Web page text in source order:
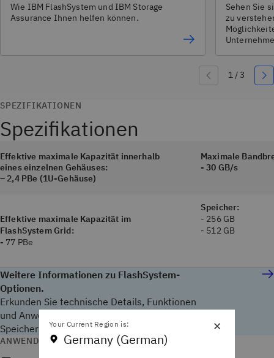
Wie IBM FlashSystem und IBM Storage
Assurance Ihnen helfen können.
Sehen Sie
zu
SPEZIFIKATIONEN
Spezifikationen
Effektive maximale Kapazität innerhalb
eines einzelnen Gehäuses:
– 2,4 PBe (1U-Gehäuse)
Maximale
- 30 GB/s
Effektive maximale Kapazität im
FlashSystem Grid:
- 77 PBe
Speicher:
- 256 GB
- 512 GB
Weitere Informationen zu FlashSystem-
Optionen.
Erkunden Sie technische Details, Funktionen
und Anwendungsfälle für beliebte Flash-
Speicherprodukte.
ANWENDUNGSFÄLLE
×
Your Current Region is:
Germany (German)